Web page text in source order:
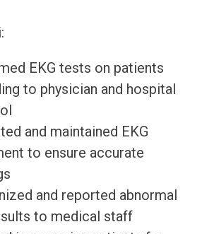
EKG tests on patients
to physician and hospital
and maintained EKG
to ensure accurate
and reported abnormal
to medical staff